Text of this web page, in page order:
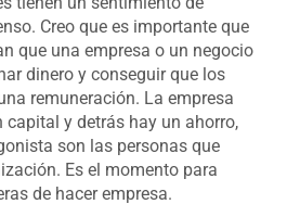
Creo que es importante que
que una empresa o un negocio
dinero y conseguir que los
remuneración. La empresa
y detrás hay un ahorro,
son las personas que
Es el momento para
de hacer empresa.